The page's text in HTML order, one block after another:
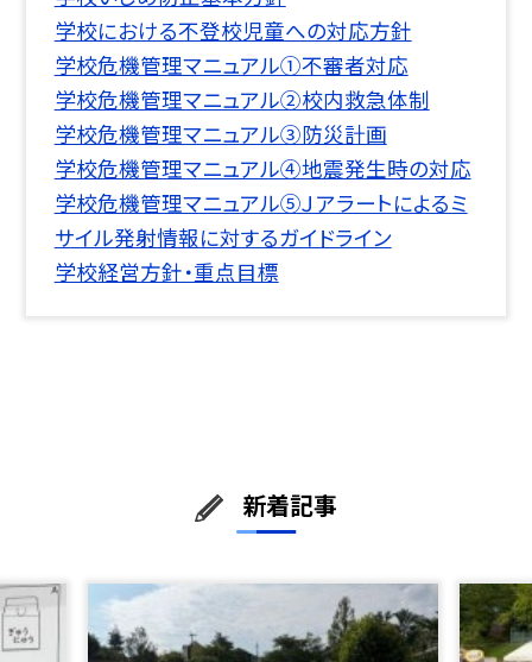
学校における不登校児童への対応方針
学校危機管理マニュアル①不審者対応
学校危機管理マニュアル②校内救急体制
学校危機管理マニュアル③防災計画
学校危機管理マニュアル④地震発生時の対応
学校危機管理マニュアル⑤Ｊアラートによるミ
サイル発射情報に対するガイドライン
学校経営方針・重点目標
新着記事